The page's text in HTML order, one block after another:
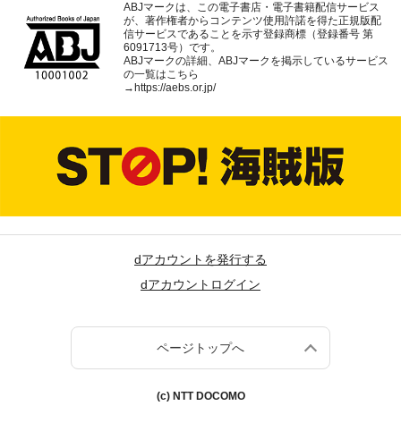
ABJマークは、この電子書店・電子書籍配信サービス
が、著作権者からコンテンツ使用許諾を得た正規版配
信サービスであることを示す登録商標（登録番号 第
6091713号）です。
ABJマークの詳細、ABJマークを掲示しているサービス
の一覧はこちら
→ https://aebs.or.jp/
dアカウントを発行する
dアカウントログイン
ページトップへ
(c) NTT DOCOMO